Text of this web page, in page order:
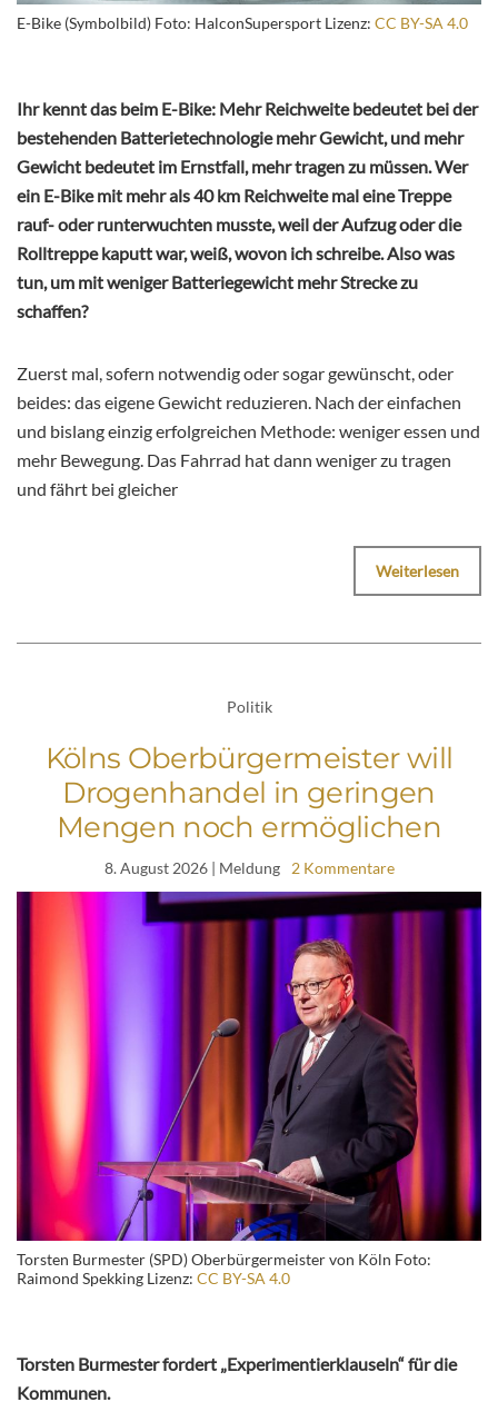
E-Bike (Symbolbild) Foto: HalconSupersport Lizenz: CC BY-SA 4.0
Ihr kennt das beim E-Bike: Mehr Reichweite bedeutet bei der
bestehenden Batterietechnologie mehr Gewicht, und mehr
Gewicht bedeutet im Ernstfall, mehr tragen zu müssen. Wer
ein E-Bike mit mehr als 40 km Reichweite mal eine Treppe
rauf- oder runterwuchten musste, weil der Aufzug oder die
Rolltreppe kaputt war, weiß, wovon ich schreibe. Also was
tun, um mit weniger Batteriegewicht mehr Strecke zu
schaffen?
Zuerst mal, sofern notwendig oder sogar gewünscht, oder
beides: das eigene Gewicht reduzieren. Nach der einfachen
und bislang einzig erfolgreichen Methode: weniger essen und
mehr Bewegung. Das Fahrrad hat dann weniger zu tragen
und fährt bei gleicher
Weiterlesen
Politik
Kölns Oberbürgermeister will
Drogenhandel in geringen
Mengen noch ermöglichen
8. August 2026| Meldung 2 Kommentare
Torsten Burmester (SPD) Oberbürgermeister von Köln Foto:
Raimond Spekking Lizenz: CC BY-SA 4.0
Torsten Burmester fordert „Experimentierklauseln“ für die
Kommunen.